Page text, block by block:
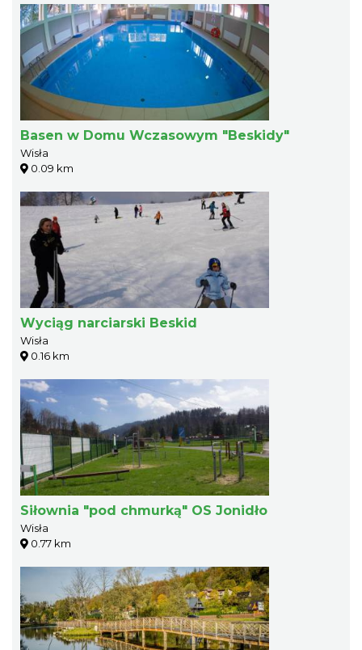
Basen w Domu Wczasowym "Beskidy"
Wisła
0.09 km
Wyciąg narciarski Beskid
Wisła
0.16 km
Siłownia "pod chmurką" OS Jonidło
Wisła
0.77 km